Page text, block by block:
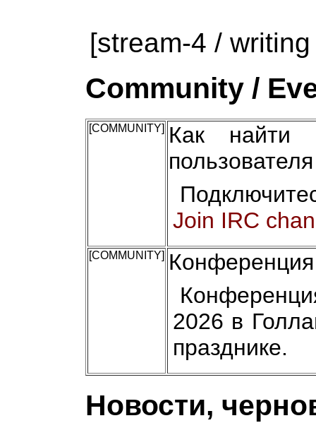
[stream-4 /
Community /
[COMMUNITY] Как найти
Join IRC
[COMMUNITY]
2026 в
празднике.
Новости,